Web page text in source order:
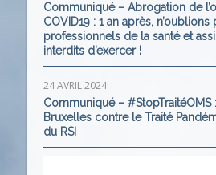
Communiqué – Abrogation de
COVID19 : 1 an après, n’oublions
professionnels de la santé et
interdits d’exercer !
24 AVRIL 2024
Communiqué – #StopTraitéOMS
Bruxelles contre le Traité
du RSI